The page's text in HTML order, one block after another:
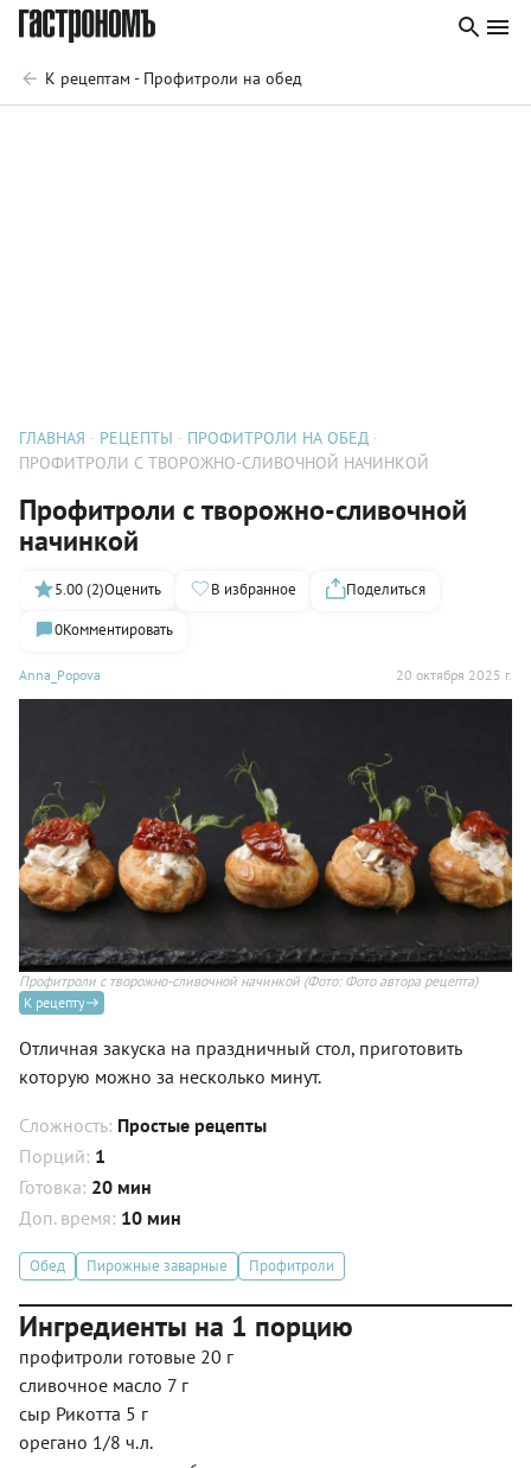
К рецептам - Профитроли на обед
ГЛАВНАЯ РЕЦЕПТЫ
ПРОФИТРОЛИ НА ОБЕД
ПРОФИТРОЛИ С ТВОРОЖНО-СЛИВОЧНОЙ НАЧИНКОЙ
Профитроли с творожно-сливочной
начинкой
Anna_Popova 20 октября 2025 г.
5.00 (2)Оценить В избранное
Поделиться
0Комментировать
Профитроли с творожно-сливочной начинкой (Фото: Фото автора рецепта)
К рецепту
Отличная закуска на праздничный стол, приготовить
которую можно за несколько минут.
Сложность: Простые рецепты
Порций: 1
Готовка: 20 мин
Доп. время: 10 мин
Обед Пирожные заварные Профитроли
Ингредиенты на 1 порцию
профитроли готовые 20 г
сливочное масло 7 г
сыр Рикотта 5 г
орегано 1/8 ч.л.